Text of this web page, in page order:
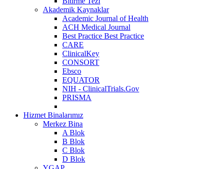
Akademik Kaynaklar
Academic Journal of Health
ACH Medical Journal
Best Practice Best Practice
CARE
ClinicalKey
CONSORT
Ebsco
EQUATOR
NIH - ClinicalTrials.Gov
PRISMA
Hizmet Binalarımız
Merkez Bina
A Blok
B Blok
C Blok
D Blok